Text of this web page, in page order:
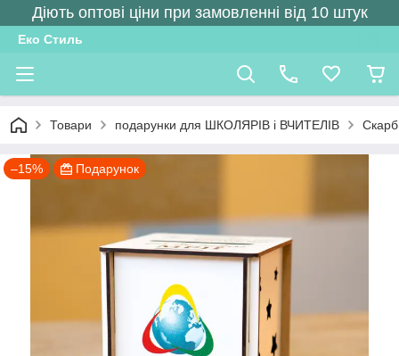
Діють оптові ціни при замовленні від 10 штук
Еко Стиль
Товари подарунки для ШКОЛЯРІВ і ВЧИТЕЛІВ
–15% Подарунок